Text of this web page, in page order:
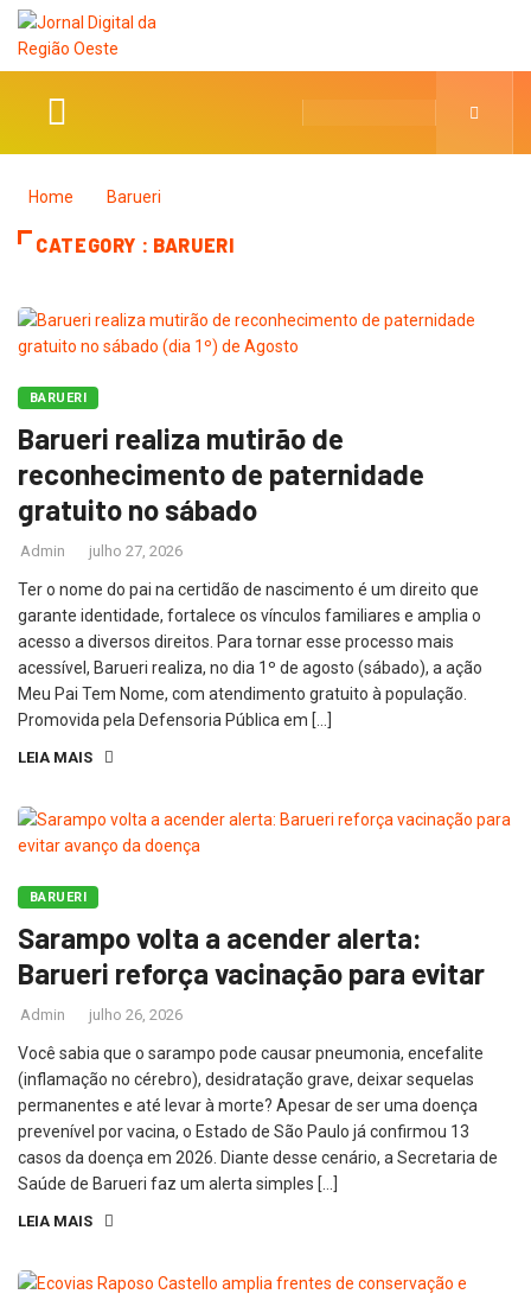
Home Barueri
CATEGORY : BARUERI
BARUERI
Barueri realiza mutirão de
reconhecimento de paternidade
gratuito no sábado
Admin julho 27, 2026
Ter o nome do pai na certidão de nascimento é um direito que
garante identidade, fortalece os vínculos familiares e amplia o
acesso a diversos direitos. Para tornar esse processo mais
acessível, Barueri realiza, no dia 1º de agosto (sábado), a ação
Meu Pai Tem Nome, com atendimento gratuito à população.
Promovida pela Defensoria Pública em […]
LEIA MAIS
BARUERI
Sarampo volta a acender alerta:
Barueri reforça vacinação para evitar
Admin julho 26, 2026
Você sabia que o sarampo pode causar pneumonia, encefalite
(inflamação no cérebro), desidratação grave, deixar sequelas
permanentes e até levar à morte? Apesar de ser uma doença
prevenível por vacina, o Estado de São Paulo já confirmou 13
casos da doença em 2026. Diante desse cenário, a Secretaria de
Saúde de Barueri faz um alerta simples […]
LEIA MAIS